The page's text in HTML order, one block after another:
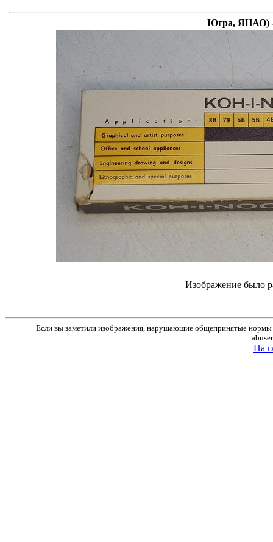
Югра, ЯНАО) -
Изображение было
Если вы заметили изображения, нарушающие общепринятые нормы
На